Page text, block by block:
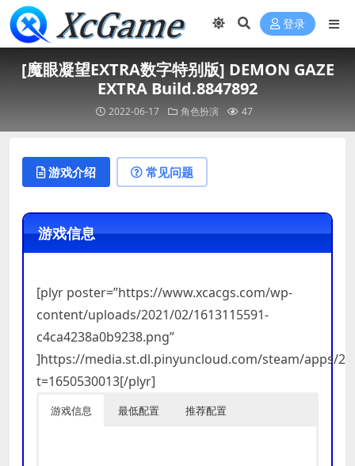
登录
[魔眼凝望EXTRA数字特别版] DEMON GAZE
EXTRA Build.8847892
2022-06-17 角色扮演 47
游戏介绍 常见问题
游戏信息
[plyr poster=”https://www.xcacgs.com/wp-
content/uploads/2021/02/1613115591-
c4ca4238a0b9238.png”
]https://media.st.dl.pinyuncloud.com/steam/apps/
t=1650530013[/plyr]
游戏信息 最低配置 推荐配置